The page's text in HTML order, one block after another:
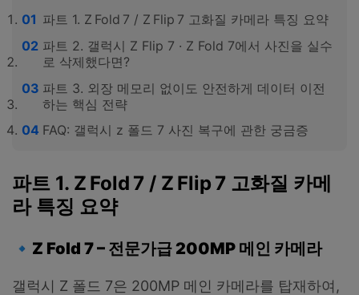
파트 1. Z Fold 7 / Z Flip 7 고화질 카메라 특징 요약
파트 2. 갤럭시 Z Flip 7 · Z Fold 7에서 사진을 실수
로 삭제했다면?
파트 3. 외장 메모리 없이도 안전하게 데이터 이전
하는 핵심 전략
FAQ: 갤럭시 z 폴드 7 사진 복구에 관한 궁금증
파트 1. Z Fold 7 / Z Flip 7 고화질 카메
라 특징 요약
🔹 Z Fold 7 – 전문가급200MP 메인 카메라
갤럭시 Z 폴드 7은 200MP 메인 카메라를 탑재하여,